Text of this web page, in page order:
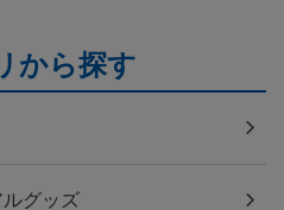
から探す
グッズ